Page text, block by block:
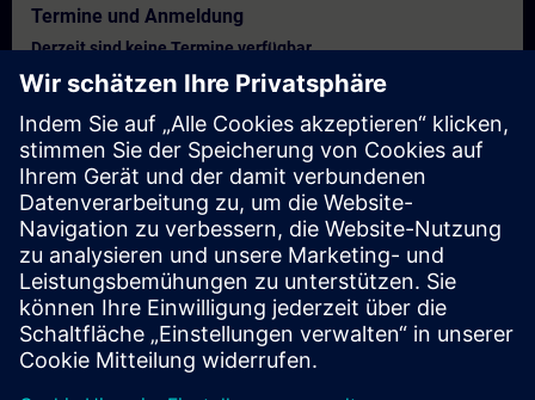
Termine und Anmeldung
Derzeit sind keine Termine verfügbar
Setzen Sie sich auf die Interessentenliste und erhalten Sie eine
Benachrichtigung sobald neue Termine verfügbar sind.
Benachrichtigungsservice aktivieren
Personalisiertes Angebot
Sie benötigen ein persönliches Angebot? Nach Angabe Ihrer
persönlichen Daten senden wir Ihnen umgehend ein
personalisiertes Angebot an Ihre Emailadresse.
Persönliches Angebot zusenden